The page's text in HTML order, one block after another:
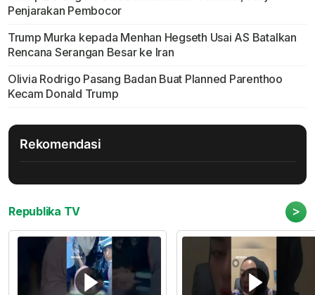
Penjarakan Pembocor
Trump Murka kepada Menhan Hegseth Usai AS Batalkan
Rencana Serangan Besar ke Iran
Olivia Rodrigo Pasang Badan Buat Planned Parenthoo
Kecam Donald Trump
Rekomendasi
Republika TV >